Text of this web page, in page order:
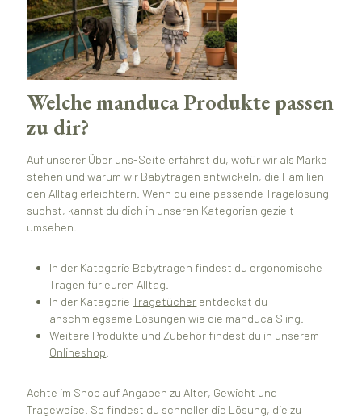
Welche manduca Produkte passen
zu dir?
Auf unserer Über uns-Seite erfährst du, wofür wir als Marke
stehen und warum wir Babytragen entwickeln, die Familien
den Alltag erleichtern. Wenn du eine passende Tragelösung
suchst, kannst du dich in unseren Kategorien gezielt
umsehen.
In der Kategorie Babytragen findest du ergonomische
Tragen für euren Alltag.
In der KategorieTragetücher entdeckst du
anschmiegsame Lösungen wie die manduca Sling.
Weitere Produkte und Zubehör findest du in unserem
Onlineshop
Achte im Shop auf Angaben zu Alter, Gewicht und
Trageweise. So findest du schneller die Lösung, die zu